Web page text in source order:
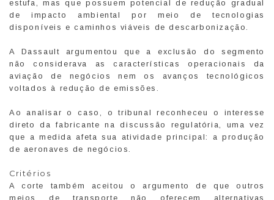
estufa, mas que possuem potencial de redução gradual
de impacto ambiental por meio de tecnologias
disponíveis e caminhos viáveis de descarbonização.
A Dassault argumentou que a exclusão do segmento
não considerava as características operacionais da
aviação de negócios nem os avanços tecnológicos
voltados à redução de emissões.
Ao analisar o caso, o tribunal reconheceu o interesse
direto da fabricante na discussão regulatória, uma vez
que a medida afeta sua atividade principal: a produção
de aeronaves de negócios.
Critérios
A corte também aceitou o argumento de que outros
meios de transporte não oferecem alternativas